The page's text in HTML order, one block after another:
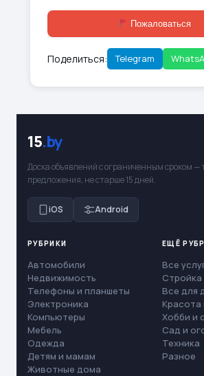
Пожаловаться
Поделиться: Telegram
15.by
Доска объявлений с ограниченным сроком —
предложения, не старше 15 дней.
iOS Android
РУБРИКИ
Автомобили
Недвижимость
Телефоны и планшеты
Электроника
Компьютеры
Мебель
Одежда
Детям и мамам
Животные дома
ЕЩЁ
Все
Стройка
Все для
Красота
Хобби и
Сад и
Техника
Разное